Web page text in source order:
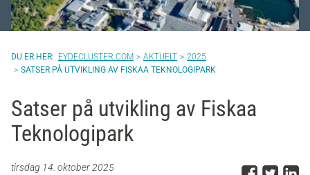
EYDECLUSTER.COM AKTUELT
2025
SATSER PÅ UTVIKLING AV FISKAA TEKNOLOGIPARK
Satser på utvikling av Fiskaa
Teknologipark
tirsdag 14. oktober 2025